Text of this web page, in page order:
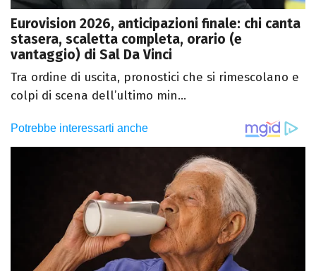
Eurovision 2026, anticipazioni finale: chi canta
stasera, scaletta completa, orario (e
vantaggio) di Sal Da Vinci
Tra ordine di uscita, pronostici che si rimescolano e
colpi di scena dell’ultimo min...